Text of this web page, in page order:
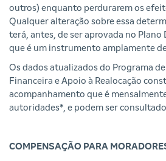
outros) enquanto perdurarem os
Qualquer alteração sobre essa
terá, antes, de ser aprovada no
que é um instrumento amplamente
Os dados atualizados do Programa
Financeira e Apoio à Realocação
acompanhamento que é
autoridades*, e podem ser
COMPENSAÇÃO PARA